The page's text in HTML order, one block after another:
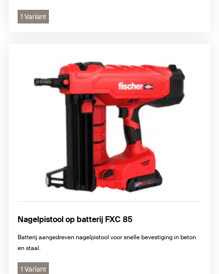
1 Variant
Nagelpistool op batterij FXC 85
Batterij aangedreven nagelpistool voor snelle bevestiging in beton
en staal.
1 Variant